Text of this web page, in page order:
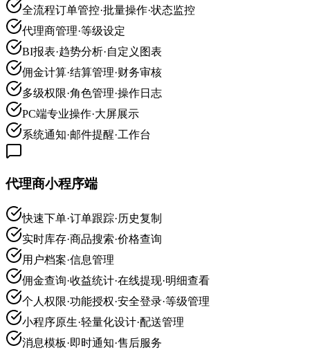
全流程订单管控·批量操作·状态监控
代理商管理·等级设定
BI报表·趋势分析·自定义图表
佣金计算·结算管理·财务审核
多级权限·角色管理·操作日志
PC端专业操作·大屏展示
系统通知·邮件提醒·工作台
代理商小程序端
快速下单·订单跟踪·历史复制
实时库存·商品搜索·价格查询
用户档案·信息管理
佣金查询·收益统计·在线提现·明细查看
个人权限·功能授权·安全登录·等级管理
小程序原生·轻量化设计·配送管理
消息模板·即时通知·售后服务